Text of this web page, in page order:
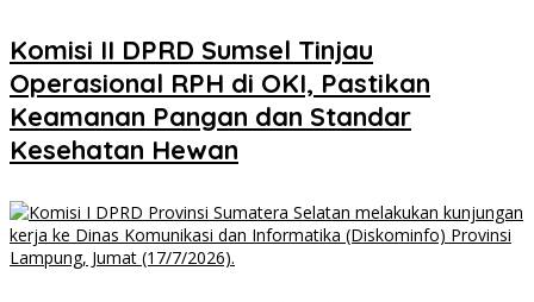
Komisi II DPRD Sumsel Tinjau
Operasional RPH di OKI, Pastikan
Keamanan Pangan dan Standar
Kesehatan Hewan